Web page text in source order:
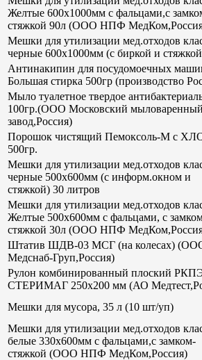
Желтые 600х1000мм с фальцами,с
стяжкой 90л (ООО НПФ
Мешки для утилизации мед.отходов
черные 600х1000мм (с биркой и
Антинакипин для посудомоечных
Большая стирка 500гр (производство
Мыло туалетное твердое
100гр.(ООО Московский мыловаренный
завод,Россия)
Порошок чистящий Пемоксоль-М с
500гр.
Мешки для утилизации мед.отходов
черные 500х600мм (с информ.окном и
стяжкой) 30 литров
Мешки для утилизации мед.отходов
Желтые 500х600мм с фальцами, с
стяжкой 30л (ООО НПФ
Штатив ШДВ-03 МСГ (на колесах)
Медснаб-Груп,Россия)
Рулон комбинированный плоский
СТЕРИМАГ 250х200 мм (АО
Мешки для мусора, 35 л (10 шт/уп)
Мешки для утилизации мед.отходов
белые 330х600мм с фальцами,с замком-
стяжкой (ООО НПФ МедКом,Россия)